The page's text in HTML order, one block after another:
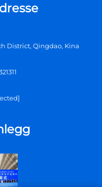
District, Qingdao, Kina